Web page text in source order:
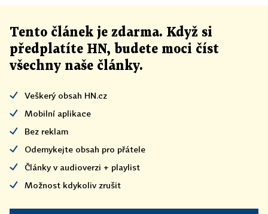
Tento článek je zdarma. Když si
předplatíte HN, budete moci číst
všechny naše články.
Veškerý obsah HN.cz
Mobilní aplikace
Bez reklam
Odemykejte obsah pro přátele
Články v audioverzi + playlist
Možnost kdykoliv zrušit